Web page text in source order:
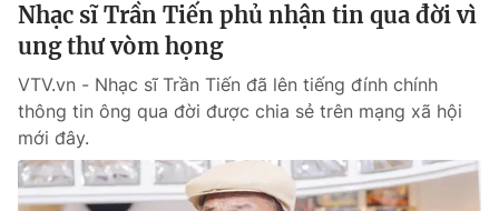
Nhạc sĩ Trần Tiến phủ nhận tin qua đời vì
ung thư vòm họng
VTV.vn - Nhạc sĩ Trần Tiến đã lên tiếng đính chính
thông tin ông qua đời được chia sẻ trên mạng xã hội
mới đây.